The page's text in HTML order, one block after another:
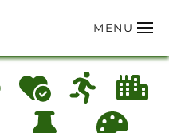
MENU